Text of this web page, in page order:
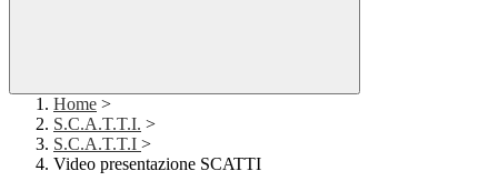
Home >
S.C.A.T.T.I. >
S.C.A.T.T.I >
Video presentazione SCATTI